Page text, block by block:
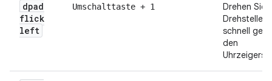
dpad
flick
left
Umschalttaste + 1
Drehen Sie
Drehsteller
schnell
den